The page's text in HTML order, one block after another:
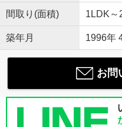
間取り(面積) 1LDK～
築年月 1996年
お問